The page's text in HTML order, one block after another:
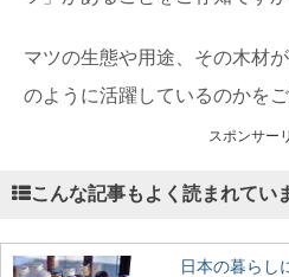
マツの生態や用途、その木材
のように活躍しているのかをご
スポンサー
こんな記事もよく読まれてい
日本の暮らし